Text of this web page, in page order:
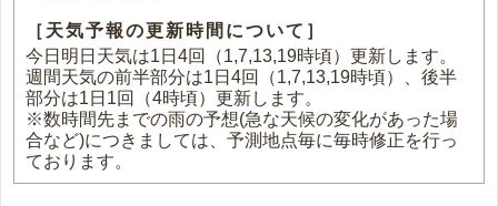
［天気予報の更新時間について］
今日明日天気は1日4回（1,7,13,19時頃）更新します。
週間天気の前半部分は1日4回（1,7,13,19時頃）、後半
部分は1日1回（4時頃）更新します。
※数時間先までの雨の予想(急な天候の変化があった場
合など)につきましては、予測地点毎に毎時修正を行っ
ております。